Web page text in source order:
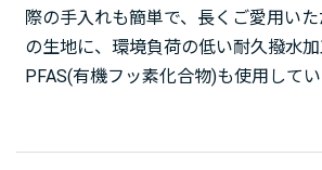
際の手入れも簡単で、長くご愛用いた
の生地に、環境負荷の低い耐久撥水加
PFAS(有機フッ素化合物)も使用してい